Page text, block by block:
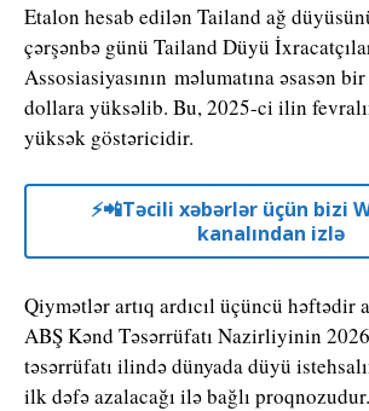
Etalon hesab edilən Tailand ağ
çərşənbə günü Tailand Düyü
Assosiasiyasının məlumatına əsasən
dollara yüksəlib. Bu, 2025-ci ilin
yüksək göstəricidir.
⚡️📲Təcili xəbərlər üçün bizi
kanalından izlə
Qiymətlər artıq ardıcıl üçüncü həftədir
ABŞ Kənd Təsərrüfatı Nazirliyinin
təsərrüfatı ilində dünyada düyü
ilk dəfə azalacağı ilə bağlı proqnozudur.